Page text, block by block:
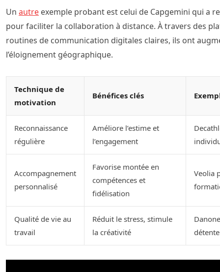
Un autre exemple probant est celui de Capgemini qui a
pour faciliter la collaboration à distance. À travers des
routines de communication digitales claires, ils ont
l’éloignement géographique.
Technique de
motivation
Bénéfices clés
Reconnaissance
régulière
Améliore l’estime et
l’engagement
Accompagnement
personnalisé
Favorise montée en
compétences et
fidélisation
Veolia
Qualité de vie au
travail
Réduit le stress, stimule
la créativité